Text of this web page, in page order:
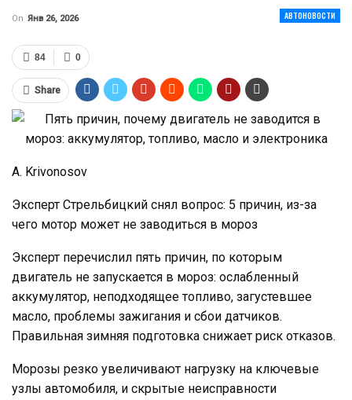
АВТОНОВОСТИ
On Янв 26, 2026
0
84
Share
A. Krivonosov
Эксперт Стрельбицкий снял вопрос: 5 причин, из-за
чего мотор может не заводиться в мороз
Эксперт перечислил пять причин, по которым
двигатель не запускается в мороз: ослабленный
аккумулятор, неподходящее топливо, загустевшее
масло, проблемы зажигания и сбои датчиков.
Правильная зимняя подготовка снижает риск отказов.
Морозы резко увеличивают нагрузку на ключевые
узлы автомобиля, и скрытые неисправности